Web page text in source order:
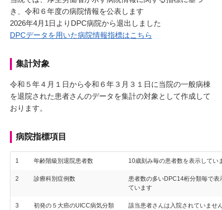
き、令和６年度の病院情報を公表します
2026年4月1日よりDPC病院から退出しました
DPCデータを用いた病院情報指標はこちら
集計対象
令和５年４月１日から令和６年３月３１日に当院の一般病棟
を退院された患者さんのデータを集計の対象として作成して
おります。
病院指標項目
1 年齢階級別退院患者数 10歳刻み毎の患者数を表示してい
2 診療科別症例数
患者数の多いDPC14桁分類毎で表
ています
3
初発の５大癌のUICC病気分類
該当患者さんは入院されていませ